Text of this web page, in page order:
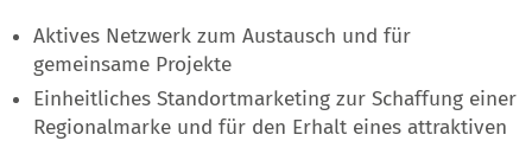
Aktives Netzwerk zum Austausch und für
gemeinsame Projekte
Einheitliches Standortmarketing zur Schaffung einer
Regionalmarke und für den Erhalt eines attraktiven